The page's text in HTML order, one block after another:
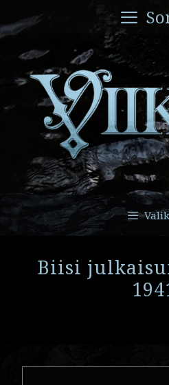
sisältöön
Biisi